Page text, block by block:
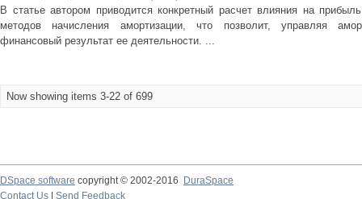
В статье автором приводится конкретный расчет влияния на
методов начисления амортизации, что позволит, управляя
финансовый результат ее деятельности. ...
Now showing items 3-22 of 699
DSpace software copyright © 2002-2016
DuraSpace
Contact Us
Send Feedback